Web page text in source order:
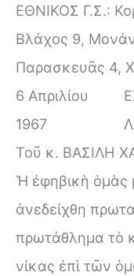
ΕΘΝΙΚΟΣ Γ.Σ.:
Βλάχος 9,
Παρασκευᾶς 4,
6 Απριλίου
1967
Τοῦ κ. ΒΑΣΙΛΗ
Ἡ ἐφηβικὴ ὁμὰς
ἀνεδείχθη
πρωτάθλημα τὸ
νίκας ἐπὶ τῶν